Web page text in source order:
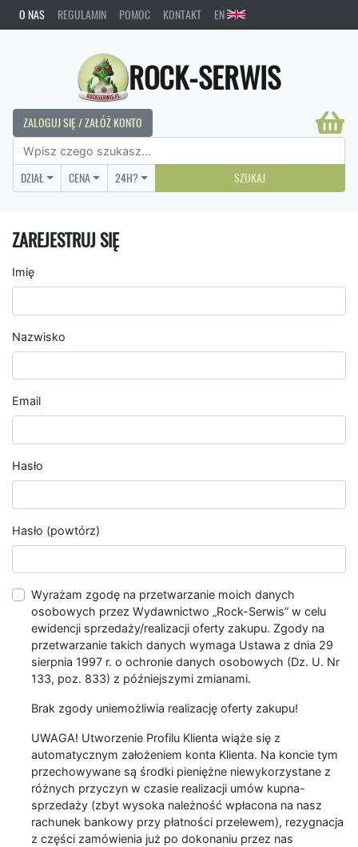
O NAS REGULAMIN POMOC KONTAKT EN
ROCK-SERWIS
ZALOGUJ SIĘ / ZAŁÓŻ KONTO
DZIAŁ CENA 24H? SZUKAJ
ZAREJESTRUJ SIĘ
Imię
Nazwisko
Email
Hasło
Hasło (powtórz)
Wyrażam zgodę na przetwarzanie moich danych
osobowych przez Wydawnictwo „Rock-Serwis” w celu
ewidencji sprzedaży/realizacji oferty zakupu. Zgody na
przetwarzanie takich danych wymaga Ustawa z dnia 29
sierpnia 1997 r. o ochronie danych osobowych (Dz. U. Nr
133, poz. 833) z późniejszymi zmianami.
Brak zgody uniemożliwia realizację oferty zakupu!
UWAGA! Utworzenie Profilu Klienta wiąże się z
automatycznym założeniem konta Klienta. Na koncie tym
przechowywane są środki pieniężne niewykorzystane z
różnych przyczyn w czasie realizacji umów kupna-
sprzedaży (zbyt wysoka należność wpłacona na nasz
rachunek bankowy przy płatności przelewem), rezygnacja
z części zamówienia już po dokonaniu przez nas